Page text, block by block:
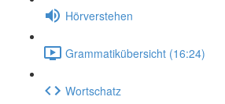
Hörverstehen
Grammatikübersicht (16:24)
Wortschatz